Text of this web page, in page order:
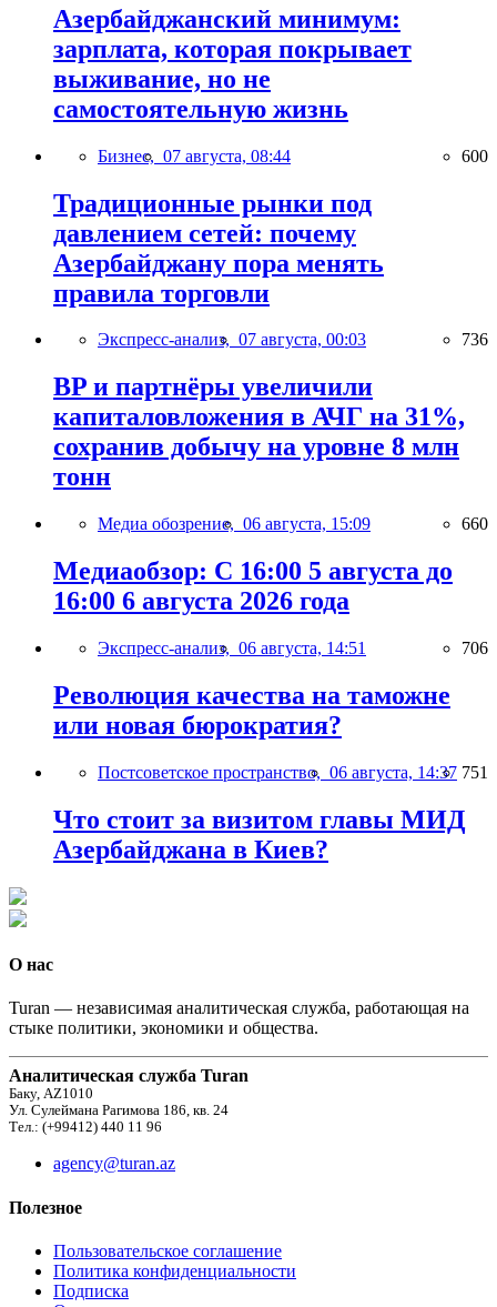
Азербайджанский минимум:
зарплата, которая покрывает
выживание, но не
самостоятельную жизнь
Бизнес, 07 августа, 08:44 600
Традиционные рынки под
давлением сетей: почему
Азербайджану пора менять
правила торговли
Экспресс-анализ, 07 августа, 00:03 736
BP и партнёры увеличили
капиталовложения в АЧГ на 31%,
сохранив добычу на уровне 8 млн
тонн
Медиа обозрение, 06 августа, 15:09 660
Медиаобзор: С 16:00 5 августа до
16:00 6 августа 2026 года
Экспресс-анализ, 06 августа, 14:51 706
Революция качества на таможне
или новая бюрократия?
Постсоветское пространство, 06 августа, 14:37 751
Что стоит за визитом главы МИД
Азербайджана в Киев?
О нас
Turan — независимая аналитическая служба, работающая на
стыке политики, экономики и общества.
Аналитическая служба Turan
Баку, AZ1010
Ул. Сулеймана Рагимова 186, кв. 24
Тел.: (+99412) 440 11 96
agency@turan.az
Полезное
Пользовательское соглашение
Политика конфиденциальности
Подписка